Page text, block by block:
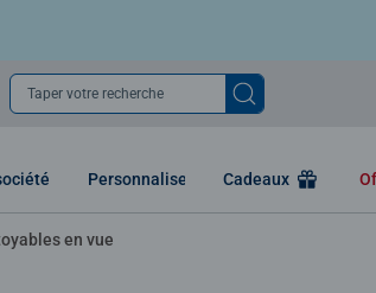
Taper votre recherche
Personnaliser Cadeaux
en vue